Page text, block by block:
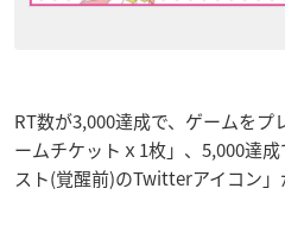
RT数が3,000達成で、ゲームをプ
ームチケットｘ1枚」、5,000達
スト(覚醒前)のTwitterアイコン」